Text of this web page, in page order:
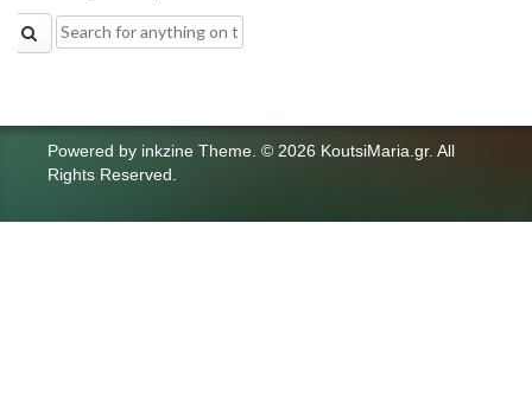
Search
for:
Powered by inkzine Theme © 2026 KoutsiMaria.gr. All
Rights Reserved.